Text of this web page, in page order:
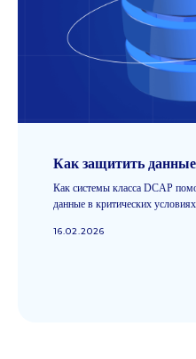
Как защитить данные
Как системы класса DCAP
данные в критических
16.02.2026